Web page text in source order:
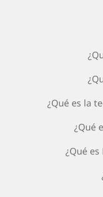
¿Qué es la
¿Qué
¿Qué